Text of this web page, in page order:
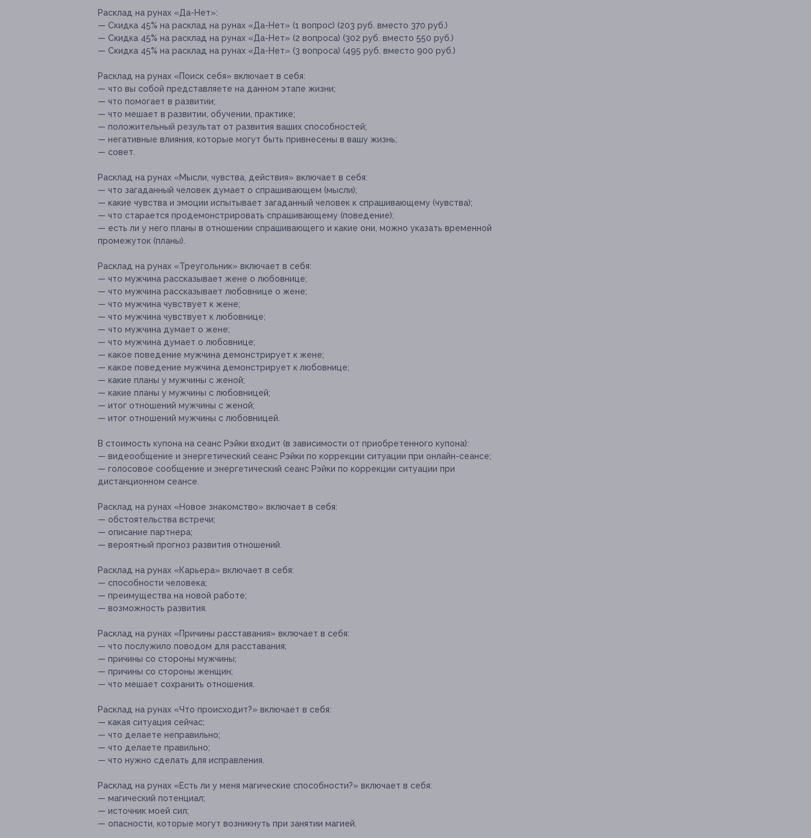
Расклад на рунах «Да-Нет»:
— Скидка 45% на расклад на рунах «Да-Нет» (1 вопрос) (203 руб. вместо 370 руб.)
— Скидка 45% на расклад на рунах «Да-Нет» (2 вопроса) (302 руб. вместо 550 руб.)
— Скидка 45% на расклад на рунах «Да-Нет» (3 вопроса) (495 руб. вместо 900 руб.)
Расклад на рунах «Поиск себя» включает в себя:
— что вы собой представляете на данном этапе жизни;
— что помогает в развитии;
— что мешает в развитии, обучении, практике;
— положительный результат от развития ваших способностей;
— негативные влияния, которые могут быть привнесены в вашу жизнь;
— совет.
Расклад на рунах «Мысли, чувства, действия» включает в себя:
— что загаданный человек думает о спрашивающем (мысли);
— какие чувства и эмоции испытывает загаданный человек к спрашивающему (чувства);
— что старается продемонстрировать спрашивающему (поведение);
— есть ли у него планы в отношении спрашивающего и какие они, можно указать временной
промежуток (планы).
Расклад на рунах «Треугольник» включает в себя:
— что мужчина рассказывает жене о любовнице;
— что мужчина рассказывает любовнице о жене;
— что мужчина чувствует к жене;
— что мужчина чувствует к любовнице;
— что мужчина думает о жене;
— что мужчина думает о любовнице;
— какое поведение мужчина демонстрирует к жене;
— какое поведение мужчина демонстрирует к любовнице;
— какие планы у мужчины с женой;
— какие планы у мужчины с любовницей;
— итог отношений мужчины с женой;
— итог отношений мужчины с любовницей.
В стоимость купона на сеанс Рэйки входит (в зависимости от приобретенного купона):
— видеообщение и энергетический сеанс Рэйки по коррекции ситуации при онлайн-сеансе;
— голосовое сообщение и энергетический сеанс Рэйки по коррекции ситуации при
дистанционном сеансе.
Расклад на рунах «Новое знакомство» включает в себя:
— обстоятельства встречи;
— описание партнера;
— вероятный прогноз развития отношений.
Расклад на рунах «Карьера» включает в себя:
— способности человека;
— преимущества на новой работе;
— возможность развития.
Расклад на рунах «Причины расставания» включает в себя:
— что послужило поводом для расставания;
— причины со стороны мужчины;
— причины со стороны женщин;
— что мешает сохранить отношения.
Расклад на рунах «Что происходит?» включает в себя:
— какая ситуация сейчас;
— что делаете неправильно;
— что делаете правильно;
— что нужно сделать для исправления.
Расклад на рунах «Есть ли у меня магические способности?» включает в себя:
— магический потенциал;
— источник моей сил;
— опасности, которые могут возникнуть при занятии магией.